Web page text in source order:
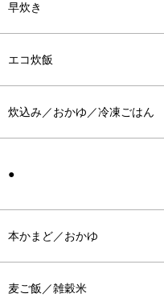
早炊き
エコ炊飯
炊込み／おかゆ／冷凍ごはん
●
本かまど／おかゆ
麦ご飯／雑穀米